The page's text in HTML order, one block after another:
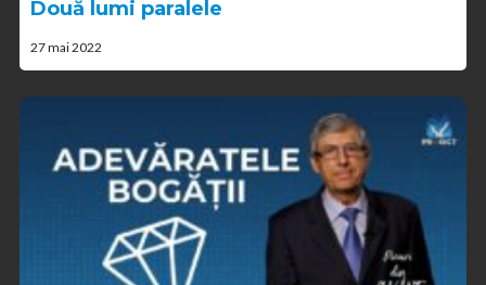
Două lumi paralele
27 mai 2022